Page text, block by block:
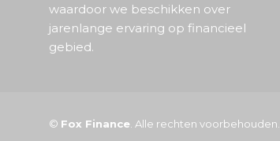
waardoor we beschikken over
jarenlange ervaring op financieel
gebied.
© Fox Finance. Alle rechten voorbehouden.